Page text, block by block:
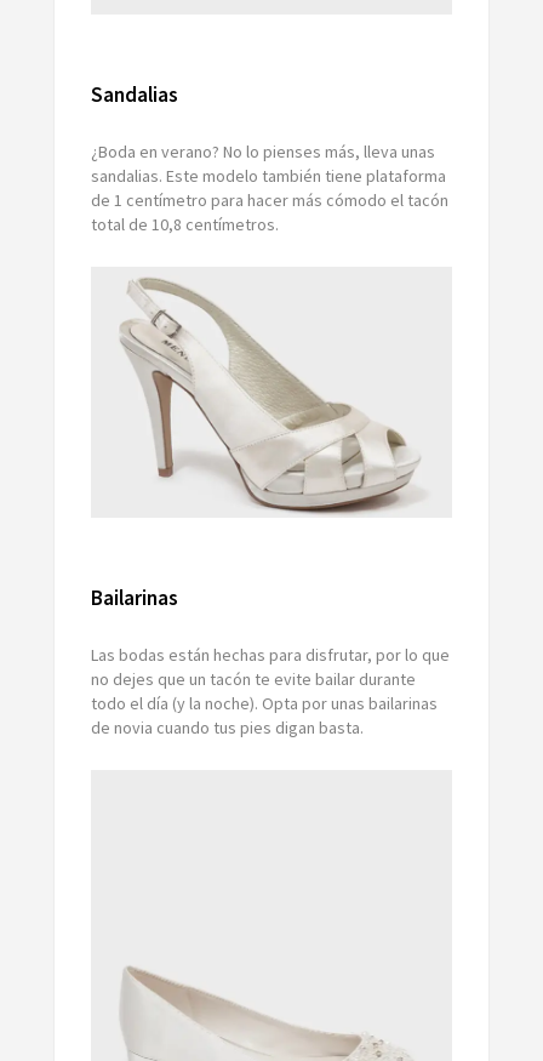
Sandalias
¿Boda en verano? No lo pienses más, lleva unas
sandalias. Este modelo también tiene plataforma
de 1 centímetro para hacer más cómodo el tacón
total de 10,8 centímetros.
Bailarinas
Las bodas están hechas para disfrutar, por lo que
no dejes que un tacón te evite bailar durante
todo el día (y la noche). Opta por unas bailarinas
de novia cuando tus pies digan basta.